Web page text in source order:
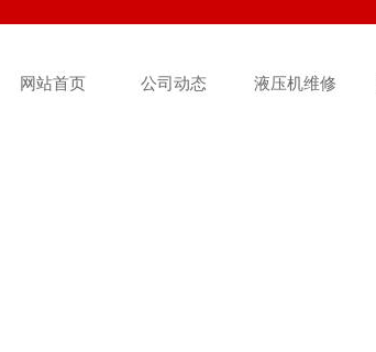
网站首页 公司动态 液压机维修